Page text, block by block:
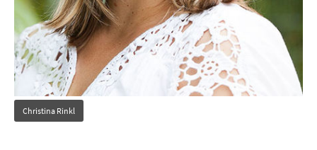
Christina Rinkl